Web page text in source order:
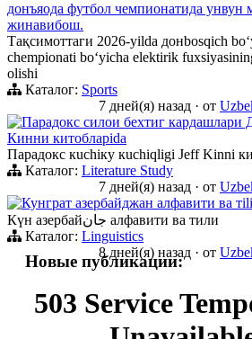
донъяода футбол чемпионатида унвун
жинавибош.
Тақсимоттаги 2026-yilda донbosqich
chempionati boʻyicha elektirik
olishi
Каталог: Sports
7 дней(я) назад · от
Парадокс силои бехтиг кардашлари
Кинни китобларida
Парадокс кuchiку кuchiqligi Jeff Kinni
Каталог: Literature Study
7 дней(я) назад · от
Кунграт азербайджан алфавити ва тili
Күн азербайجان алфавити ва тили
Каталог: Linguistics
8 дней(я) назад · от
Новые публикации:
503 Service